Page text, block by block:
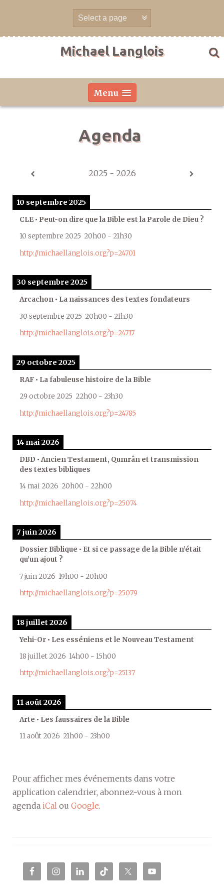
Michael Langlois
Menu
Agenda
2025 - 2026
10 septembre 2025
CLE • Peut-on dire que la Bible est la Parole de Dieu ?
10 septembre 2025 20h00 - 21h30
http://michaellanglois.org?p=24701
30 septembre 2025
Arcachon • La naissances des textes fondateurs
30 septembre 2025 20h00 - 21h30
http://michaellanglois.org?p=24717
29 octobre 2025
RAF • La fabuleuse histoire de la Bible
29 octobre 2025 22h00 - 23h30
http://michaellanglois.org?p=24785
14 mai 2026
DBD • Ancien Testament, Qumrân et transmission
des textes bibliques
14 mai 2026 20h00 - 22h00
http://michaellanglois.org?p=25074
7 juin 2026
Dossier Biblique • Et si ce passage de la Bible n’était
qu’un ajout ?
7 juin 2026 19h00 - 20h00
http://michaellanglois.org?p=25079
18 juillet 2026
Yehi-Or • Les esséniens et le Nouveau Testament
18 juillet 2026 14h00 - 15h00
http://michaellanglois.org?p=25137
11 août 2026
Arte • Les faussaires de la Bible
11 août 2026 21h00 - 23h00
Pour afficher mes événements dans votre
application calendrier, abonnez-vous à mon
agenda iCal ou Google.